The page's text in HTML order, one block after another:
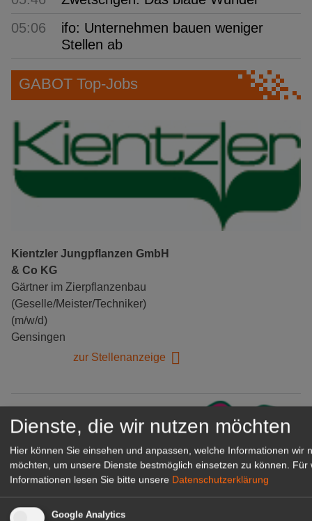
05:06
ifo: Unternehmen bauen weniger
Stellen ab
GABOT Top-Jobs
Kientzler Jungpflanzen GmbH
& Co KG
Gärtner im Zierpflanzenbau
(Geselle/Meister/Techniker)
(m/w/d)
Gensingen
zur Stellenanzeige
Dienste, die wir nutzen möchten
Hier können Sie einsehen und anpassen, welche Informationen wir
möchten, um unsere Dienste bestmöglich einsetzen zu können.
Für
Informationen lesen Sie bitte unsere Datenschutzerklärung
Google Analytics